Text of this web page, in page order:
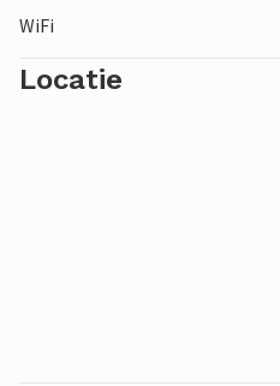
WiFi
Locatie